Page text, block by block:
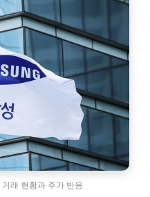
래 현황과 주가 반응